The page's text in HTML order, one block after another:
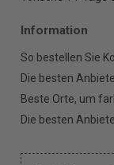
Information
So bestellen Sie
Die besten
Beste Orte, um
Die besten